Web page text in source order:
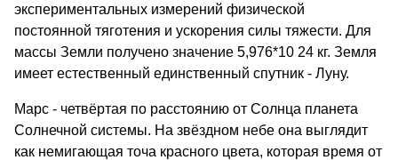
экспериментальных измерений физической
постоянной тяготения и ускорения силы тяжести. Для
массы Земли получено значение 5,976*10 24 кг. Земля
имеет естественный единственный спутник - Луну.
Марс - четвёртая по расстоянию от Солнца планета
Солнечной системы. На звёздном небе она выглядит
как немигающая точа красного цвета, которая время от